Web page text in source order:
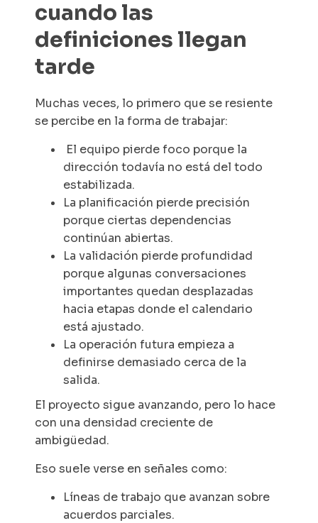
cuando las
definiciones llegan
tarde
Muchas veces, lo primero que se resiente
se percibe en la forma de trabajar:
El equipo pierde foco porque la
dirección todavía no está del todo
estabilizada.
La planificación pierde precisión
porque ciertas dependencias
continúan abiertas.
La validación pierde profundidad
porque algunas conversaciones
importantes quedan desplazadas
hacia etapas donde el calendario
está ajustado.
La operación futura empieza a
definirse demasiado cerca de la
salida.
El proyecto sigue avanzando, pero lo hace
con una densidad creciente de
ambigüedad.
Eso suele verse en señales como:
Líneas de trabajo que avanzan sobre
acuerdos parciales.